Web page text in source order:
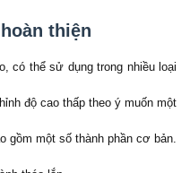
thiện
có thể sử dụng trong nhiều loại
độ cao thấp theo ý muốn một
gồm một số thành phần cơ bản.